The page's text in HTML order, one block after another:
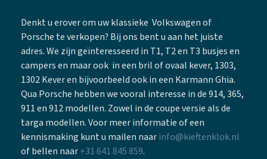
Denkt u erover om uw klassieke Volkswagen of
Porsche te verkopen? Bij ons bent u aan het juiste
adres. We zijn geïnteresseerd in T1, T2 en T3 busjes en
campers en maar ook in een bril of ovaal kever, 1303,
1302 Kever en bijvoorbeeld ook in een Karmann Ghia.
Qua Porsche hebben we vooral interesse in de 914, 365,
911 en 912 modellen. Zowel in de coupe versie als de
targa modellen. Voor meer informatie of een
kennismaking kunt u mailen naarinfo@kieftenklok.nl
of bellen naar+31 641 845 859.